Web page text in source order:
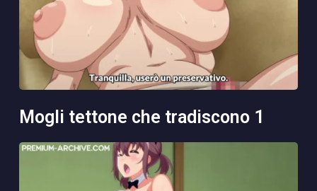
mogli tettone che tradiscono 1